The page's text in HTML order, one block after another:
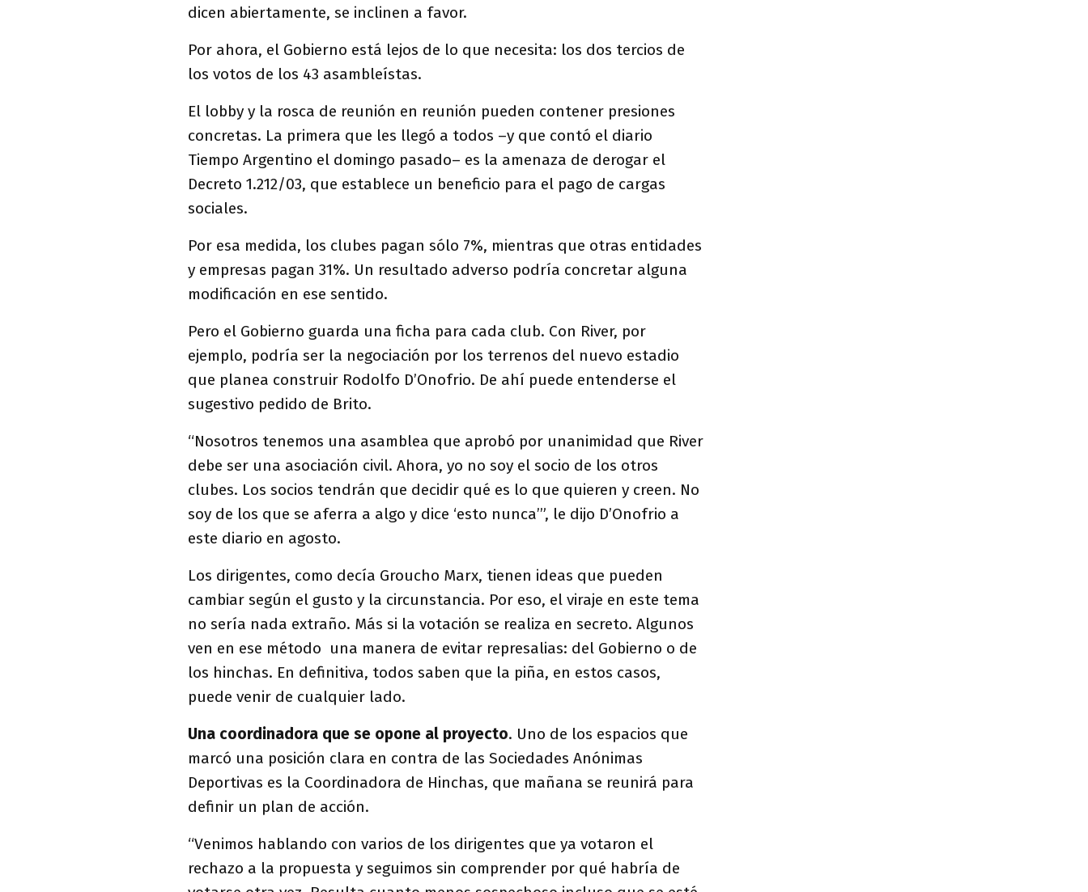
dicen abiertamente, se inclinen a favor.
Por ahora, el Gobierno está lejos de lo que necesita: los dos tercios de
los votos de los 43 asambleístas.
El lobby y la rosca de reunión en reunión pueden contener presiones
concretas. La primera que les llegó a todos –y que contó el diario
Tiempo Argentino el domingo pasado– es la amenaza de derogar el
Decreto 1.212/03, que establece un beneficio para el pago de cargas
sociales.
Por esa medida, los clubes pagan sólo 7%, mientras que otras entidades
y empresas pagan 31%. Un resultado adverso podría concretar alguna
modificación en ese sentido.
Pero el Gobierno guarda una ficha para cada club. Con River, por
ejemplo, podría ser la negociación por los terrenos del nuevo estadio
que planea construir Rodolfo D’Onofrio. De ahí puede entenderse el
sugestivo pedido de Brito.
“Nosotros tenemos una asamblea que aprobó por unanimidad que River
debe ser una asociación civil. Ahora, yo no soy el socio de los otros
clubes. Los socios tendrán que decidir qué es lo que quieren y creen. No
soy de los que se aferra a algo y dice ‘esto nunca’”, le dijo D’Onofrio a
este diario en agosto.
Los dirigentes, como decía Groucho Marx, tienen ideas que pueden
cambiar según el gusto y la circunstancia. Por eso, el viraje en este tema
no sería nada extraño. Más si la votación se realiza en secreto. Algunos
ven en ese método una manera de evitar represalias: del Gobierno o de
los hinchas. En definitiva, todos saben que la piña, en estos casos,
puede venir de cualquier lado.
Una coordinadora que se opone al proyecto. Uno de los espacios que
marcó una posición clara en contra de las Sociedades Anónimas
Deportivas es la Coordinadora de Hinchas, que mañana se reunirá para
definir un plan de acción.
“Venimos hablando con varios de los dirigentes que ya votaron el
rechazo a la propuesta y seguimos sin comprender por qué habría de